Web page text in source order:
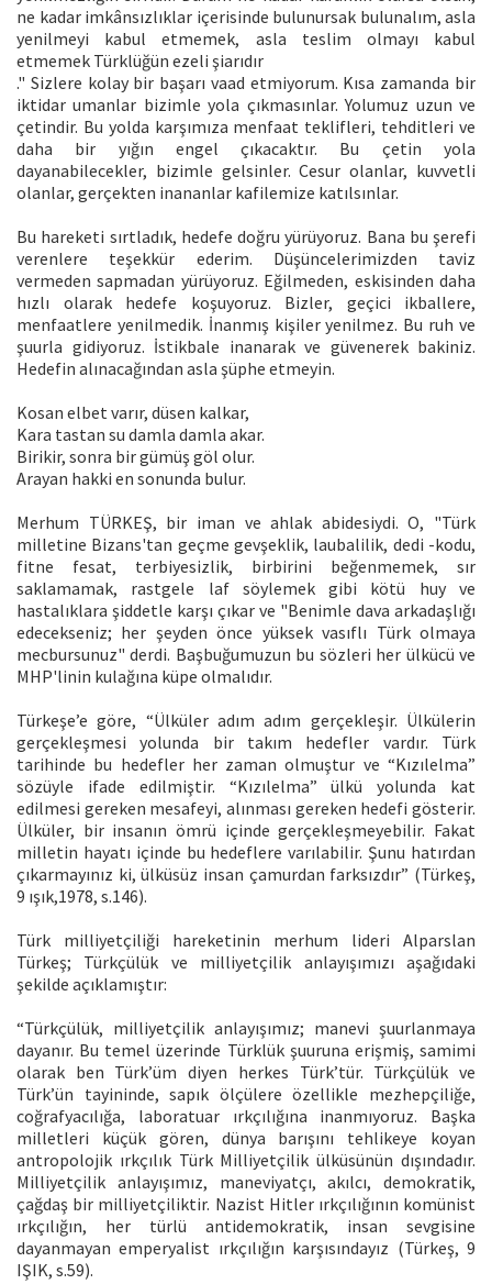
ne kadar imkânsızlıklar içerisinde bulunursak bulunalım, asla
yenilmeyi kabul etmemek, asla teslim olmayı kabul
etmemek Türklüğün ezeli şiarıdır
." Sizlere kolay bir başarı vaad etmiyorum. Kısa zamanda bir
iktidar umanlar bizimle yola çıkmasınlar. Yolumuz uzun ve
çetindir. Bu yolda karşımıza menfaat teklifleri, tehditleri ve
daha bir yığın engel çıkacaktır. Bu çetin yola
dayanabilecekler, bizimle gelsinler. Cesur olanlar, kuvvetli
olanlar, gerçekten inananlar kafilemize katılsınlar.
Bu hareketi sırtladık, hedefe doğru yürüyoruz. Bana bu şerefi
verenlere teşekkür ederim. Düşüncelerimizden taviz
vermeden sapmadan yürüyoruz. Eğilmeden, eskisinden daha
hızlı olarak hedefe koşuyoruz. Bizler, geçici ikballere,
menfaatlere yenilmedik. İnanmış kişiler yenilmez. Bu ruh ve
şuurla gidiyoruz. İstikbale inanarak ve güvenerek bakiniz.
Hedefin alınacağından asla şüphe etmeyin.
Kosan elbet varır, düsen kalkar,
Kara tastan su damla damla akar.
Birikir, sonra bir gümüş göl olur.
Arayan hakki en sonunda bulur.
Merhum TÜRKEŞ, bir iman ve ahlak abidesiydi. O, "Türk
milletine Bizans'tan geçme gevşeklik, laubalilik, dedi -kodu,
fitne fesat, terbiyesizlik, birbirini beğenmemek, sır
saklamamak, rastgele laf söylemek gibi kötü huy ve
hastalıklara şiddetle karşı çıkar ve "Benimle dava arkadaşlığı
edecekseniz; her şeyden önce yüksek vasıflı Türk olmaya
mecbursunuz" derdi. Başbuğumuzun bu sözleri her ülkücü ve
MHP'linin kulağına küpe olmalıdır.
Türkeşe’e göre, “Ülküler adım adım gerçekleşir. Ülkülerin
gerçekleşmesi yolunda bir takım hedefler vardır. Türk
tarihinde bu hedefler her zaman olmuştur ve “Kızılelma”
sözüyle ifade edilmiştir. “Kızılelma” ülkü yolunda kat
edilmesi gereken mesafeyi, alınması gereken hedefi gösterir.
Ülküler, bir insanın ömrü içinde gerçekleşmeyebilir. Fakat
milletin hayatı içinde bu hedeflere varılabilir. Şunu hatırdan
çıkarmayınız ki, ülküsüz insan çamurdan farksızdır” (Türkeş,
9 ışık,1978, s.146).
Türk milliyetçiliği hareketinin merhum lideri Alparslan
Türkeş; Türkçülük ve milliyetçilik anlayışımızı aşağıdaki
şekilde açıklamıştır:
“Türkçülük, milliyetçilik anlayışımız; manevi şuurlanmaya
dayanır. Bu temel üzerinde Türklük şuuruna erişmiş, samimi
olarak ben Türk’üm diyen herkes Türk’tür. Türkçülük ve
Türk’ün tayininde, sapık ölçülere özellikle mezhepçiliğe,
coğrafyacılığa, laboratuar ırkçılığına inanmıyoruz. Başka
milletleri küçük gören, dünya barışını tehlikeye koyan
antropolojik ırkçılık Türk Milliyetçilik ülküsünün dışındadır.
Milliyetçilik anlayışımız, maneviyatçı, akılcı, demokratik,
çağdaş bir milliyetçiliktir. Nazist Hitler ırkçılığının komünist
ırkçılığın, her türlü antidemokratik, insan sevgisine
dayanmayan emperyalist ırkçılığın karşısındayız (Türkeş, 9
IŞIK, s.59).